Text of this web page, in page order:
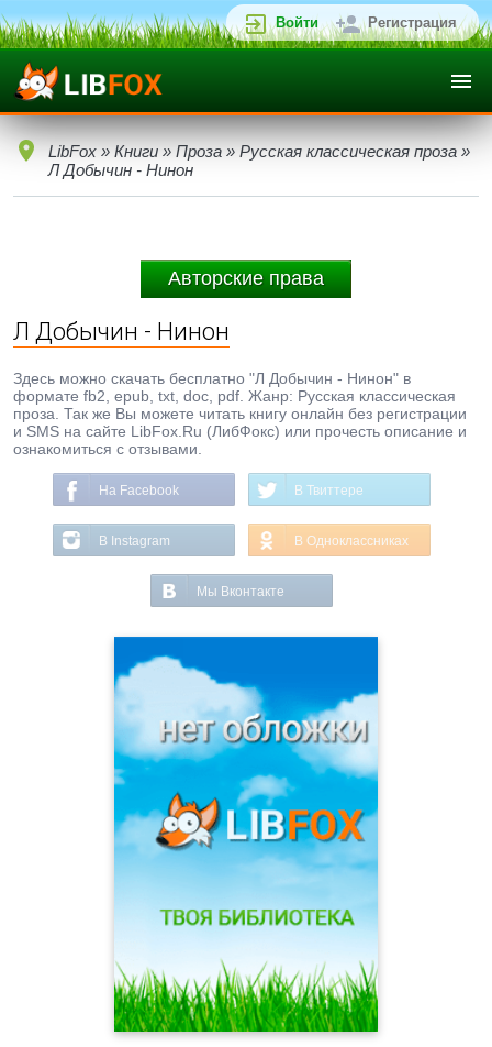
Войти Регистрация
LibFox » Книги » Проза » Русская классическая проза »
Л Добычин - Нинон
Авторские права
Л Добычин - Нинон
Здесь можно скачать бесплатно "Л Добычин - Нинон" в
формате fb2, epub, txt, doc, pdf. Жанр: Русская классическая
проза. Так же Вы можете читать книгу онлайн без регистрации
и SMS на сайте LibFox.Ru (ЛибФокс) или прочесть описание и
ознакомиться с отзывами.
На Facebook В Твиттере
В Instagram В Одноклассниках
Мы Вконтакте